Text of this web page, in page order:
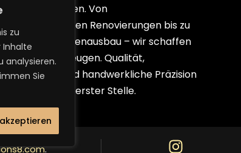
zu
Inhalte
analysieren.
Sie
Von
Renovierungen bis zu
Innenausbau – wir schaffen
die überzeugen. Qualität,
und handwerkliche Präzision
bei uns an erster Stelle.
.